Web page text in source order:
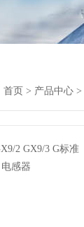
首页 > 产品中心 >